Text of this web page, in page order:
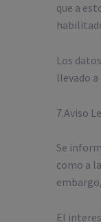
que a
Los
llevado
7.Aviso
Se
como a
El